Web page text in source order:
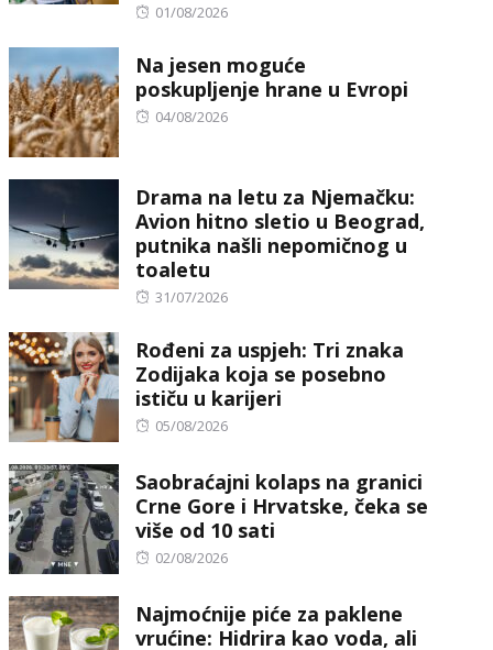
Posted
01/08/2026
Na jesen moguće
poskupljenje hrane u Evropi
Posted
04/08/2026
Drama na letu za Njemačku:
Avion hitno sletio u Beograd,
putnika našli nepomičnog u
toaletu
Posted
31/07/2026
Rođeni za uspjeh: Tri znaka
Zodijaka koja se posebno
ističu u karijeri
Posted
05/08/2026
Saobraćajni kolaps na granici
Crne Gore i Hrvatske, čeka se
više od 10 sati
Posted
02/08/2026
Najmoćnije piće za paklene
vrućine: Hidrira kao voda, ali